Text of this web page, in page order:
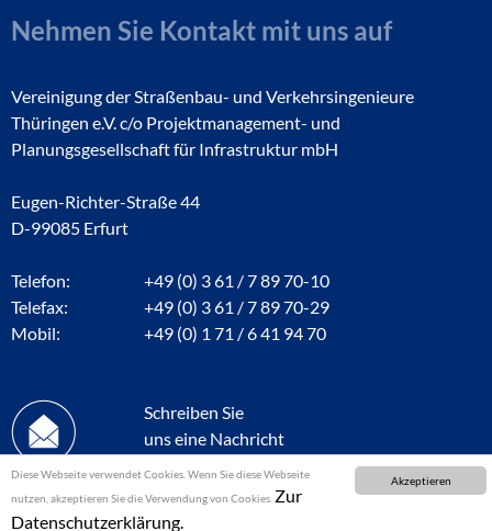
Akzeptieren
Diese Webseite verwendet Cookies. Wenn Sie diese Webseite
nutzen, akzeptieren Sie die Verwendung von Cookies. Zur
Datenschutzerklärung.
Nehmen Sie Kontakt mit uns auf
Vereinigung der Straßenbau- und Verkehrsingenieure
Thüringen e.V. c/o Projektmanagement- und
Planungsgesellschaft für Infrastruktur mbH
Eugen-Richter-Straße 44
D-99085 Erfurt
Telefon:
+49 (0) 3 61 / 7 89 70-10
Telefax:
+49 (0) 3 61 / 7 89 70-29
Mobil:
+49 (0) 1 71 / 6 41 94 70
Schreiben Sie
uns eine Nachricht